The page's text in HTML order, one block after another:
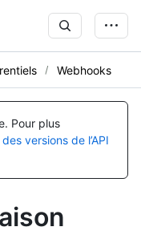
Webhooks
Pour plus
versions de l’API